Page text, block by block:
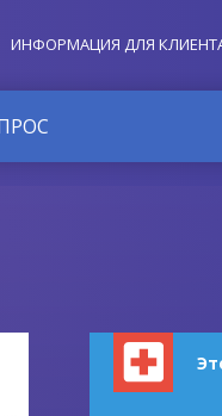
ИНФОРМАЦИЯ ДЛЯ